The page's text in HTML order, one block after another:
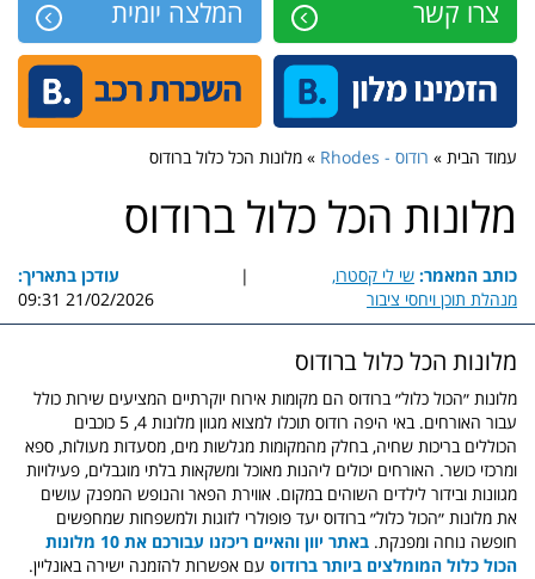
צרו קשר המלצה יומית
עמוד הבית » רודוס - Rhodes » מלונות הכל כלול ברודוס
מלונות הכל כלול ברודוס
כותב המאמר: שי לי קסטרו,
מנהלת תוכן ויחסי ציבור
|
עודכן בתאריך:
21/02/2026 09:31
מלונות הכל כלול ברודוס
מלונות ״הכול כלול״ ברודוס הם מקומות אירוח יוקרתיים המציעים שירות כולל
עבור האורחים. באי היפה רודוס תוכלו למצוא מגוון מלונות 4, 5 כוכבים
הכוללים בריכות שחיה, בחלק מהמקומות מגלשות מים, מסעדות מעולות, ספא
ומרכזי כושר. האורחים יכולים ליהנות מאוכל ומשקאות בלתי מוגבלים, פעילויות
מגוונות ובידור לילדים השוהים במקום. אווירת הפאר והנופש המפנק עושים
את מלונות ״הכול כלול״ ברודוס יעד פופולרי לזוגות ולמשפחות שמחפשים
חופשה נוחה ומפנקת.
באתר יוון והאיים ריכזנו עבורכם את 10 מלונות
הכול כלול המומלצים ביותר ברודוס עם אפשרות להזמנה ישירה באונליין.